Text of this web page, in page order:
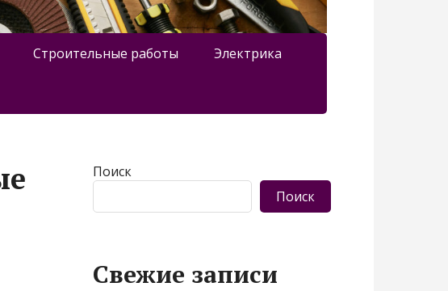
Строительные работы Электрика
Поиск
Поиск
Свежие записи